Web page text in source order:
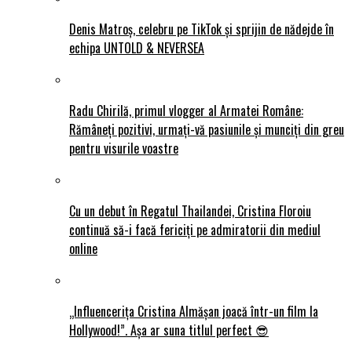
Denis Matroș, celebru pe TikTok și sprijin de nădejde în
echipa UNTOLD & NEVERSEA
Radu Chirilă, primul vlogger al Armatei Române:
Rămâneți pozitivi, urmați-vă pasiunile și munciți din greu
pentru visurile voastre
Cu un debut în Regatul Thailandei, Cristina Floroiu
continuă să-i facă fericiți pe admiratorii din mediul
online
„Influencerița Cristina Almășan joacă într-un film la
Hollywood!”. Așa ar suna titlul perfect 😎